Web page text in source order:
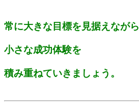
常に大きな目標を見据えながら
小さな成功体験を
積み重ねていきましょう。